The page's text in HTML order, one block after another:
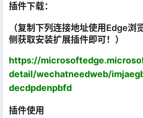
插件下载：
（复制下列连接地址使用Edge浏
侧获取安装扩展插件即可！）
https://
detail/wechatneedweb/
decdpdenpbfd
插件使用